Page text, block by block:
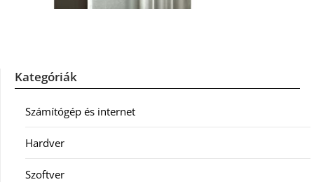
Kategóriák
Számítógép és internet
Hardver
Szoftver